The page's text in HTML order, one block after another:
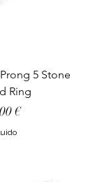
5 Stone
Ring
€